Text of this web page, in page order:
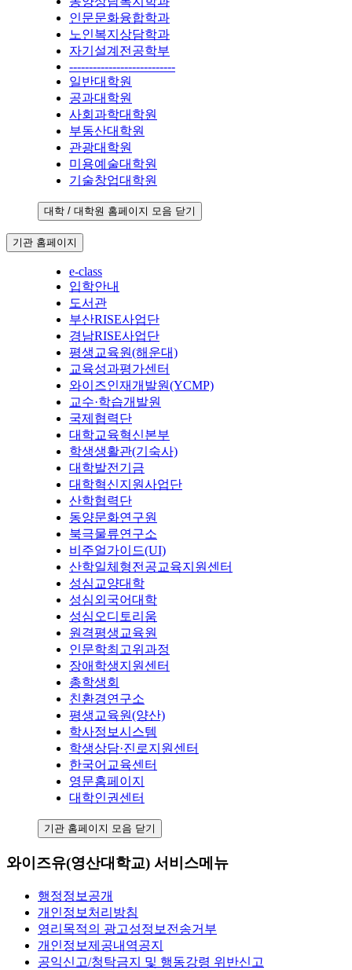
인문문화융합학과
노인복지상담학과
자기설계전공학부
---------------------------
일반대학원
공과대학원
사회과학대학원
부동산대학원
관광대학원
미용예술대학원
기술창업대학원
대학 / 대학원 홈페이지 모음 닫기
기관 홈페이지
e-class
입학안내
도서관
부산RISE사업단
경남RISE사업단
평생교육원(해운대)
교육성과평가센터
와이즈인재개발원(YCMP)
교수·학습개발원
국제협력단
대학교육혁신본부
학생생활관(기숙사)
대학발전기금
대학혁신지원사업단
산학협력단
동양문화연구원
북극물류연구소
비주얼가이드(UI)
산학일체형전공교육지원센터
성심교양대학
성심외국어대학
성심오디토리움
원격평생교육원
인문학최고위과정
장애학생지원센터
총학생회
친환경연구소
평생교육원(양산)
학사정보시스템
학생상담·진로지원센터
한국어교육센터
영문홈페이지
대학인권센터
기관 홈페이지 모음 닫기
와이즈유(영산대학교) 서비스메뉴
행정정보공개
개인정보처리방침
영리목적의 광고성정보전송거부
개인정보제공내역공지
공익신고/청탁금지 및 행동강령 위반신고